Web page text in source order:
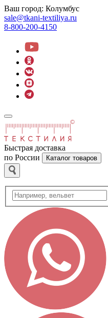
Ваш город: Колумбус
sale@tkani-textiliya.ru
8-800-200-4150
Быстрая доставка
по России
Каталог товаров